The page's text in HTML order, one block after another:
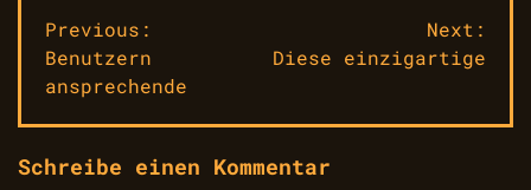
Beitragsnavigation
Previous:
Benutzern
ansprechende
Next:
Diese einzigartige
Schreibe einen Kommentar